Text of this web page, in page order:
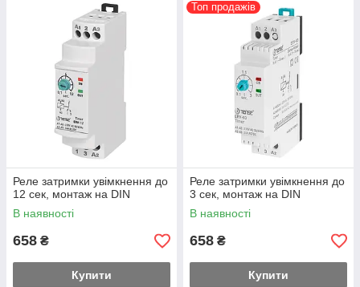
Реле затримки увімкнення до
12 сек, монтаж на DIN
В наявності
658 ₴
Купити
Топ продажів
Реле затримки увімкнення до
3 сек, монтаж на DIN
В наявності
658 ₴
Купити